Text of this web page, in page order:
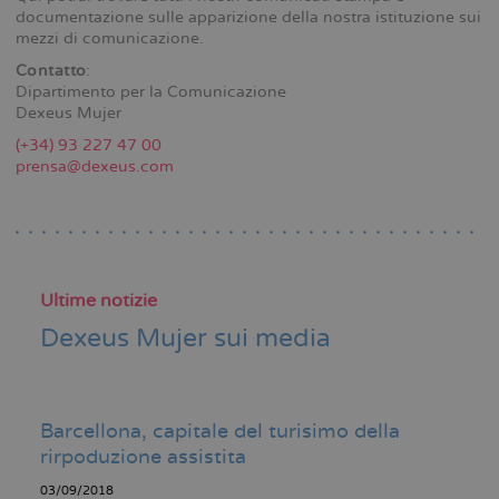
documentazione sulle apparizione della nostra istituzione sui
mezzi di comunicazione.
Contatto:
Dipartimento per la Comunicazione
Dexeus Mujer
(+34) 93 227 47 00
prensa@dexeus.com
Ultime notizie
Dexeus Mujer sui media
Barcellona, capitale del turisimo della
rirpoduzione assistita
03/09/2018